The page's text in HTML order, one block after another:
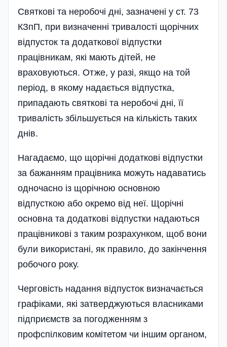
Святкові та неробочі дні, зазначені у ст. 73
КЗпП, при визначенні тривалості щорічних
відпусток та додаткової відпустки
працівникам, які мають дітей, не
враховуються. Отже, у разі, якщо на той
період, в якому надається відпустка,
припадають святкові та неробочі дні, її
тривалість збільшується на кількість таких
днів.
Нагадаємо, що щорічні додаткові відпустки
за бажанням працівника можуть надаватись
одночасно із щорічною основною
відпусткою або окремо від неї. Щорічні
основна та додаткові відпустки надаються
працівникові з таким розрахунком, щоб вони
були використані, як правило, до закінчення
робочого року.
Черговість надання відпусток визначається
графіками, які затверджуються власниками
під­приємств за погодженням з
профспілковим комітетом чи іншим органом,